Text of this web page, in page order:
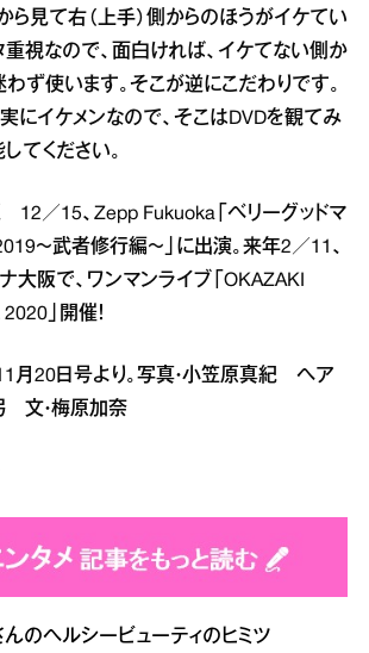
ら見て右（上手）側からのほうがイケてい
重視なので、面白ければ、イケてない側か
わず使います。そこが逆にこだわりです。
にイケメンなので、そこはDVDを観てみ
てください。
12／15、Zepp Fukuoka「ベリーグッドマ
～武者修行編～」に出演。来年2／11、
大阪で、ワンマンライブ「OKAZAKI
」開催！
月20日号より。写真・小笠原真紀 ヘア
文・梅原加奈
のヘルシービューティのヒミツ